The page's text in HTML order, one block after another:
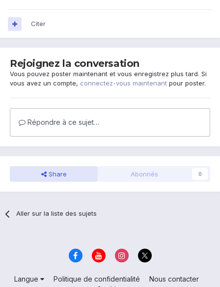
Citer
Rejoignez la conversation
Vous pouvez poster maintenant et vous enregistrez plus tard. Si
vous avez un compte, connectez-vous maintenant pour poster.
Répondre à ce sujet…
Share Abonnés 0
Aller sur la liste des sujets
Langue Politique de confidentialité
Nous contacter